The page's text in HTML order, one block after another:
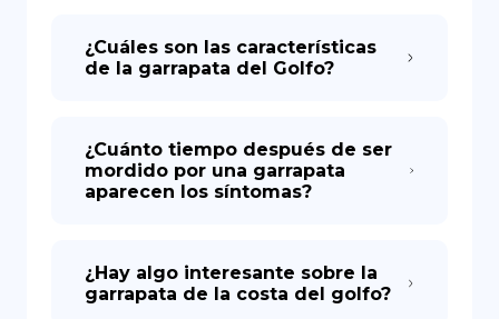
¿Cuáles son las características
de la garrapata del Golfo?
¿Cuánto tiempo después de ser
mordido por una garrapata
aparecen los síntomas?
¿Hay algo interesante sobre la
garrapata de la costa del golfo?